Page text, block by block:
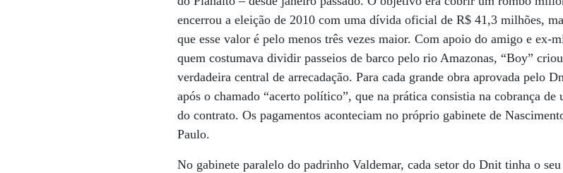
encerrou a eleição de 2010 com uma dívida oficial de R$ 41,3 milhões,
que esse valor é pelo menos três vezes maior. Com apoio do amigo e ex-
quem costumava dividir passeios de barco pelo rio Amazonas, “Boy”
verdadeira central de arrecadação. Para cada grande obra aprovada pelo
após o chamado “acerto político”, que na prática consistia na cobrança
do contrato. Os pagamentos aconteciam no próprio gabinete de
Paulo.
No gabinete paralelo do padrinho Valdemar, cada setor do Dnit tinha o